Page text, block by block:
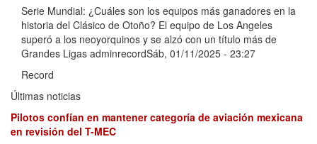
Serie Mundial: ¿Cuáles son los equipos más ganadores en la
historia del Clásico de Otoño? El equipo de Los Angeles
superó a los neoyorquinos y se alzó con un título más de
Grandes Ligas adminrecordSáb, 01/11/2025 - 23:27
Record
Últimas noticias
Pilotos confían en mantener categoría de aviación mexicana
en revisión del T-MEC